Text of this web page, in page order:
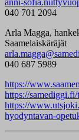
040 701 2094
Arla Magga,
Saamelaiskäräjät
040 687 5989
https://
https://
https://
hyodyntavan-